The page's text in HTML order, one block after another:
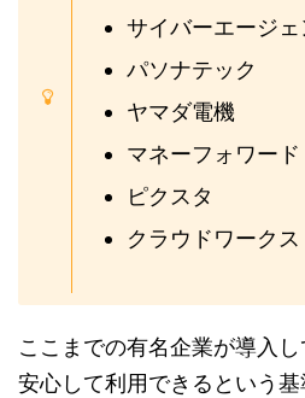
サイバーエージェ
パソナテック
ヤマダ電機
マネーフォワード
ピクスタ
クラウドワークス
ここまでの有名企業が導入し
安心して利用できるという基